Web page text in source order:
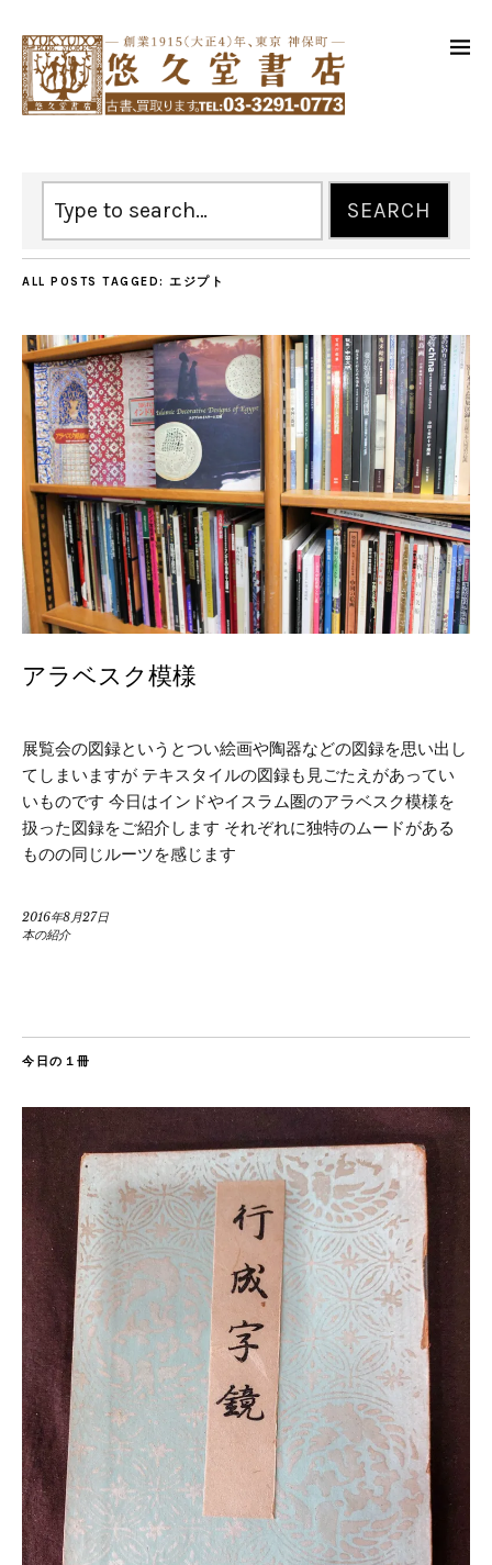
ALL POSTS TAGGED: エジプト
アラベスク模様
展覧会の図録というとつい絵画や陶器などの図録を思い出し
てしまいますが テキスタイルの図録も見ごたえがあってい
いものです 今日はインドやイスラム圏のアラベスク模様を
扱った図録をご紹介します それぞれに独特のムードがある
ものの同じルーツを感じます
2016年8月27日
本の紹介
今日の１冊